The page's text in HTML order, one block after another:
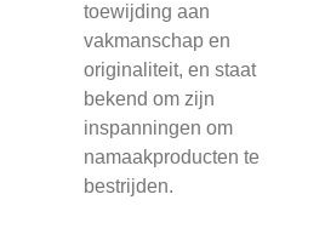
toewijding aan
vakmanschap en
originaliteit, en staat
bekend om zijn
inspanningen om
namaakproducten te
bestrijden.